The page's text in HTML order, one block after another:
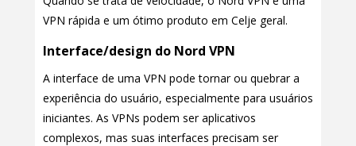
VPN rápida e um ótimo produto em Celje geral.
Interface/design do Nord VPN
A interface de uma VPN pode tornar ou quebrar a
experiência do usuário, especialmente para usuários
iniciantes. As VPNs podem ser aplicativos
complexos, mas suas interfaces precisam ser